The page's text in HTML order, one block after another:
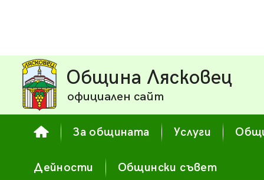
Община Лясковец
официален сайт
За общината Услуги
Дейности Общински съвет